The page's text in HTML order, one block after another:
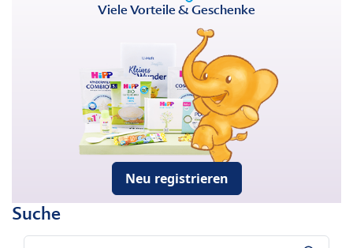
Viele Vorteile & Geschenke
Neu registrieren
Suche